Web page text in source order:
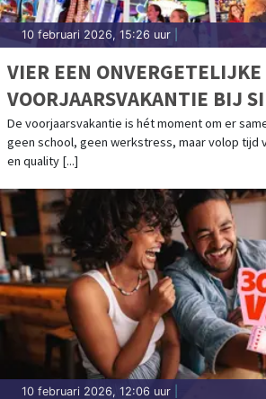
10 februari 2026, 15:26 uur
VIER EEN ONVERGETELIJKE
VOORJAARSVAKANTIE BIJ
FUN & GAMES!
De voorjaarsvakantie is hét moment om er
geen school, geen werkstress, maar volop tijd
en quality [...]
10 februari 2026, 12:06 uur